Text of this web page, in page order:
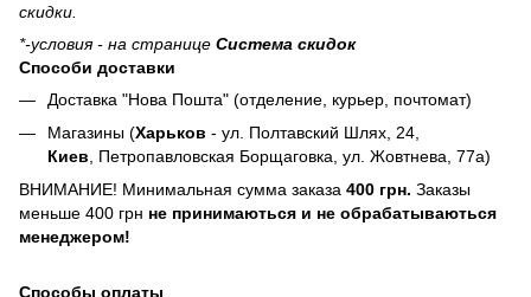
скидки.
*-условия - на странице Система скидок
Способи доставки
Доставка "Нова Пошта" (отделение, курьер, почтомат)
Магазины (Харьков - ул. Полтавский Шлях, 24,
Киев , Петропавловская Борщаговка, ул. Жовтнева, 77а)
ВНИМАНИЕ! Минимальная сумма заказа 400 грн. Заказы
меньше 400 грн не принимаються и не обрабатываються
менеджером!
Способы оплаты